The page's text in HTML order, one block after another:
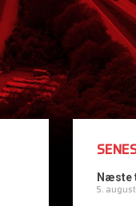
Næste
5.